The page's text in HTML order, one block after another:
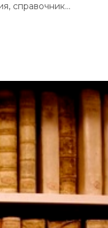
справочник…